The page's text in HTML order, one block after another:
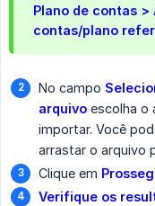
Plano de contas
contas/plano
No campo
arquivo escolha o
importar. Você
arrastar o arquivo
Clique em
Verifique os